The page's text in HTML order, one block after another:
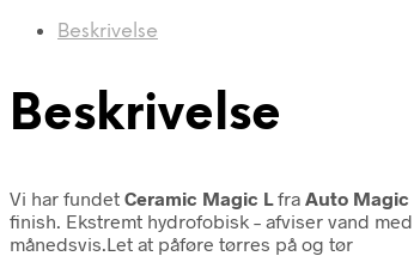
Beskrivelse
Beskrivelse
Vi har fundet Ceramic Magic L fra Auto Magic
finish. Ekstremt hydrofobisk – afviser vand
månedsvis.Let at påføre tørres på og tør